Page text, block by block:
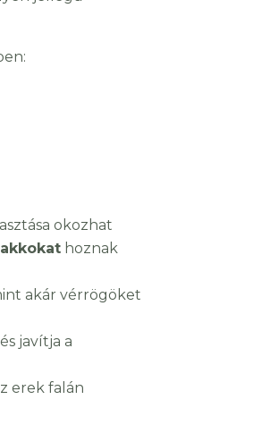
okozhat
hoznak
akár vérrögöket
javítja a
erek falán